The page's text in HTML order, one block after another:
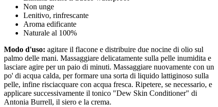
Non unge
Lenitivo, rinfrescante
Aroma edificante
Naturale al 100%
Modo d'uso: agitare il flacone e distribuire due nocine di olio sul
palmo delle mani. Massaggiare delicatamente sulla pelle inumidita e
lasciare agire per un paio di minuti. Massaggiare nuovamente con un
po' di acqua calda, per formare una sorta di liquido lattiginoso sulla
pelle, infine risciacquare con acqua fresca. Ripetere, se necessario, e
applicare successivamente il tonico "Dew Skin Conditioner" di
Antonia Burrell, il siero e la crema.